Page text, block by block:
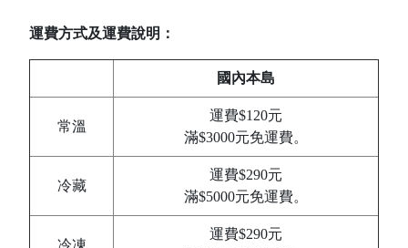
運費方式及運費說明：
國內本島
常溫
運費$120元
滿$3000元免運費。
冷藏
運費$290元
滿$5000元免運費。
冷凍
運費$290元